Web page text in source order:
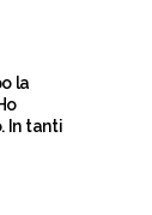
la
In tanti